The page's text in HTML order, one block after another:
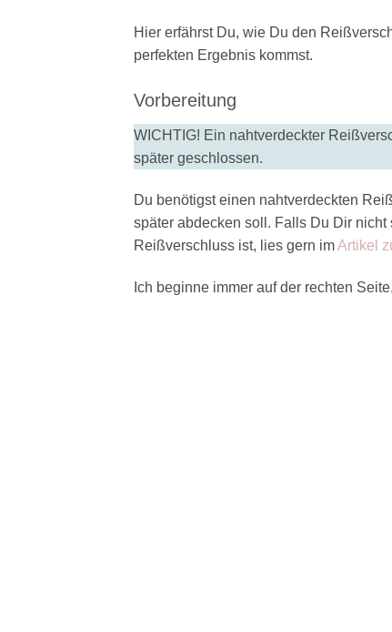
Hier erfährst Du, wie Du den
perfekten Ergebnis kommst.
Vorbereitung
WICHTIG! Ein nahtverdeckter
später geschlossen.
Du benötigst einen nahtverdeckten
später abdecken soll. Falls Du Dir
Reißverschluss ist, lies gern imArtikel
Ich beginne immer auf der rechten